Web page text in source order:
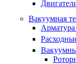
Вакуумная